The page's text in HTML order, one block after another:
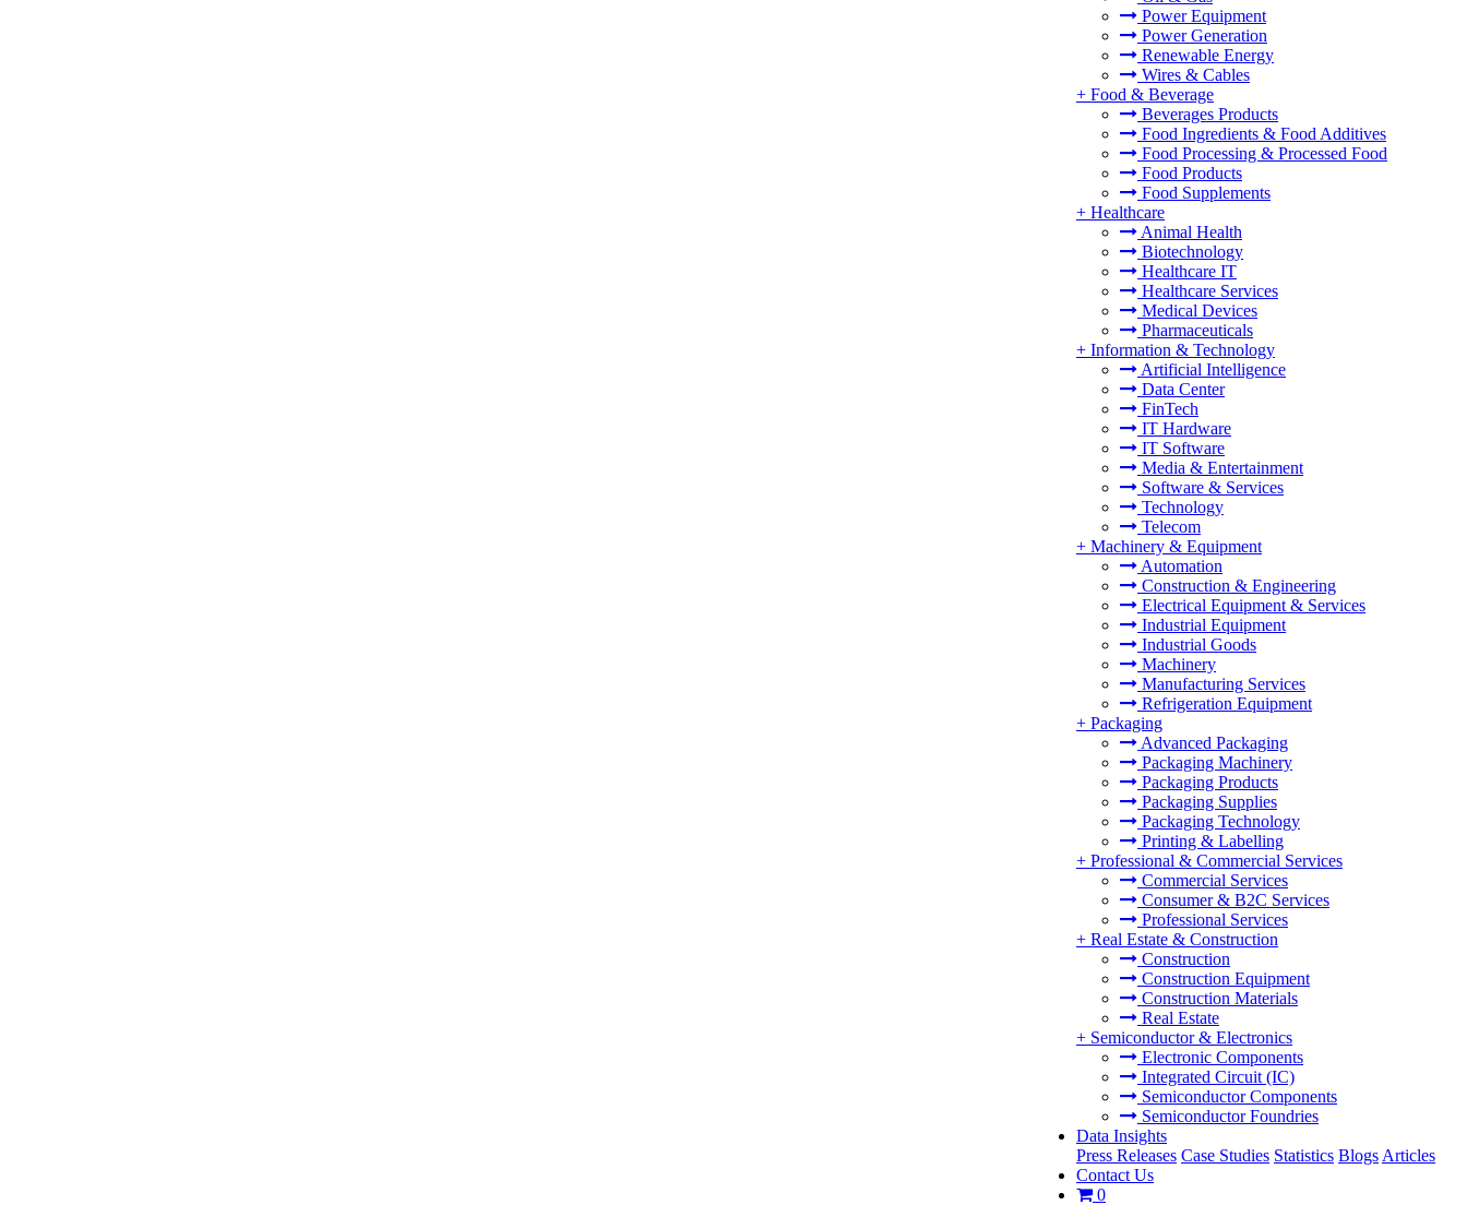
Power Equipment
Power Generation
Renewable Energy
Wires & Cables
+ Food & Beverage
Beverages Products
Food Ingredients & Food Additives
Food Processing & Processed Food
Food Products
Food Supplements
+ Healthcare
Animal Health
Biotechnology
Healthcare IT
Healthcare Services
Medical Devices
Pharmaceuticals
+ Information & Technology
Artificial Intelligence
Data Center
FinTech
IT Hardware
IT Software
Media & Entertainment
Software & Services
Technology
Telecom
+ Machinery & Equipment
Automation
Construction & Engineering
Electrical Equipment & Services
Industrial Equipment
Industrial Goods
Machinery
Manufacturing Services
Refrigeration Equipment
+ Packaging
Advanced Packaging
Packaging Machinery
Packaging Products
Packaging Supplies
Packaging Technology
Printing & Labelling
+ Professional & Commercial Services
Commercial Services
Consumer & B2C Services
Professional Services
+ Real Estate & Construction
Construction
Construction Equipment
Construction Materials
Real Estate
+ Semiconductor & Electronics
Electronic Components
Integrated Circuit (IC)
Semiconductor Components
Semiconductor Foundries
Data Insights
Press Releases Case Studies Statistics Blogs Articles
Contact Us
0